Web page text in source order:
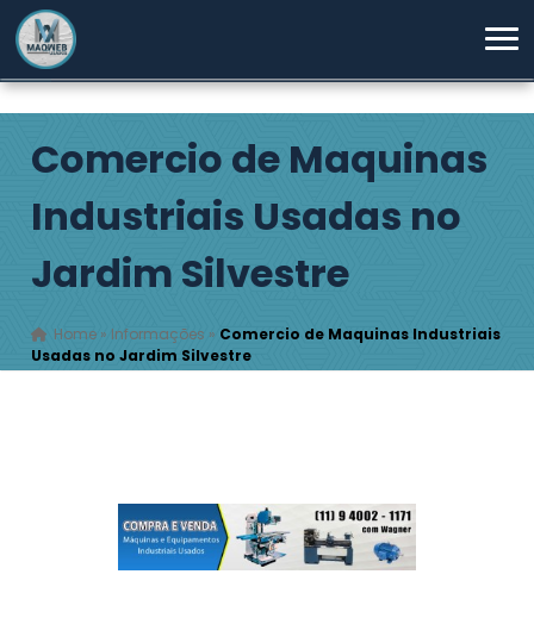
Comercio de Maquinas
Industriais Usadas no
Jardim Silvestre
Home » Informações » Comercio de Maquinas Industriais
Usadas no Jardim Silvestre